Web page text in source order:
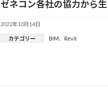
ゼネコン各社の協力から
2022年10月14日
カテゴリー BIM、 Revit